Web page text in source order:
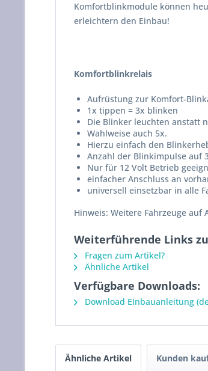
Komfortblinkmodule können
erleichtern den Einbau!
Komfortblinkrelais
Aufrüstung zur Komfort-
1x tippen = 3x blinken
Die Blinker leuchten anstatt
Wahlweise auch 5x.
Hierzu einfach den
Anzahl der Blinkimpulse auf
Nur für 12 Volt Betrieb
einfacher Anschluss an
universell einsetzbar in alle
Hinweis: Weitere Fahrzeuge auf
Weiterführende Links
Fragen zum Artikel?
Ähnliche Artikel
Verfügbare Downloads:
Download EInbauanleitung
Ähnliche Artikel Kunden